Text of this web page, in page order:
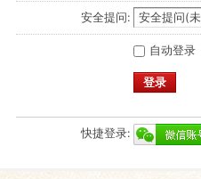
安全提问:
自动登录
登录
快捷登录: